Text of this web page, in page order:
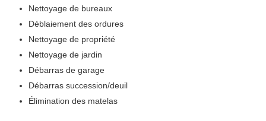
Nettoyage de bureaux
Déblaiement des ordures
Nettoyage de propriété
Nettoyage de jardin
Débarras de garage
Débarras succession/deuil
Élimination des matelas